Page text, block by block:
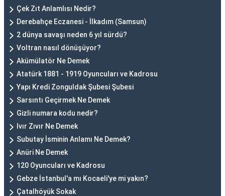
Çek Zıt Anlamlısı Nedir?
Derebahçe Eczanesi - İlkadım (Samsun)
2 dünya savaşı neden 6 yıl sürdü?
Voltran nasıl dönüşüyor?
Akümülatör Ne Demek
Atatürk 1881 - 1919 Oyuncuları ve Kadrosu
Yapı Kredi Zonguldak Şubesi Şubesi
Sarsıntı Geçirmek Ne Demek
Gizli numara kodu nedir?
Ivır Zıvır Ne Demek
Subutay İsminin Anlamı Ne Demek?
Anüri Ne Demek
120 Oyuncuları ve Kadrosu
Gebze İstanbul'a mı Kocaeli'ye mi yakın?
Çatalhöyük Sokak